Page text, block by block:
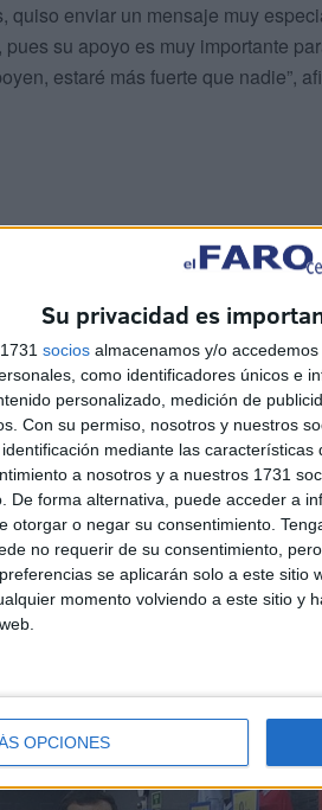
Su privacidad es
socios almacenamos y/o
como identificadores únicos e
personalizado, medición de
Con su permiso, nosotros y nuestros
mediante las
a nosotros y a nuestros 1731
De forma alternativa, puede acceder a
otorgar o negar su consentimiento.
no requerir de su consentimiento,
se aplicarán solo a este sitio
momento volviendo a este sitio y
OPCIONES
quiso enviar un mensaje muy
su apoyo es muy importante
estaré más fuerte que nadie”,
nuevas incorporaciones. En
integración real y que Jesús y
de Down, Marina López,
faltaba financiación. Algo que se
al apoyo de la entidad Bankia que
con los talleres y clases
de empezar a participar en los